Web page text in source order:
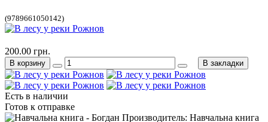
(9789661050142)
Есть в наличии
Готов к отправке
Производитель: Навчальна книга
200.00 грн.
В корзину В закладки